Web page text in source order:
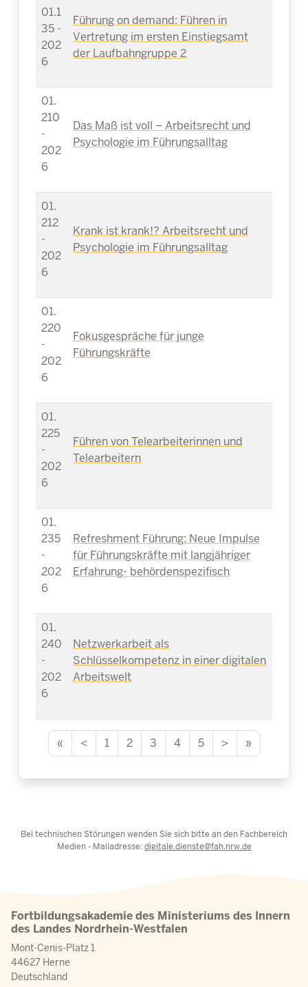
01.1
35 -
202
6
Führung on demand: Führen in
Vertretung im ersten Einstiegsamt
der Laufbahngruppe 2
01.
210
-
202
6
Das Maß ist voll – Arbeitsrecht und
Psychologie im Führungsalltag
01.
212
-
202
6
Krank ist krank!? Arbeitsrecht und
Psychologie im Führungsalltag
01.
220
-
202
6
Fokusgespräche für junge
Führungskräfte
01.
225
-
202
6
Führen von Telearbeiterinnen und
Telearbeitern
01.
235
-
202
6
Refreshment Führung: Neue Impulse
für Führungskräfte mit langjähriger
Erfahrung- behördenspezifisch
01.
240
-
202
6
Netzwerkarbeit als
Schlüsselkompetenz in einer digitalen
Arbeitswelt
« < 1 2 3 4 5 > »
Bei technischen Störungen wenden Sie sich bitte an den Fachbereich
Medien - Mailadresse:digitale.dienste@fah.nrw.de
Fortbildungsakademie des Ministeriums des Innern
des Landes Nordrhein-Westfalen
Mont-Cenis-Platz 1
44627 Herne
Deutschland